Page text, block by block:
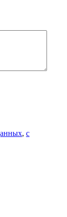
, с